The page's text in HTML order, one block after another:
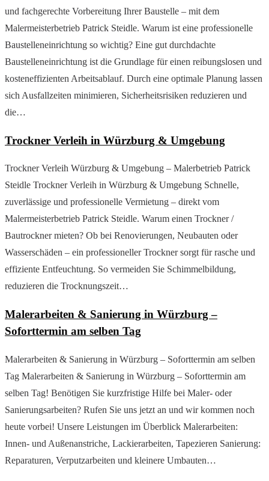
und fachgerechte Vorbereitung Ihrer Baustelle – mit dem
Malermeisterbetrieb Patrick Steidle. Warum ist eine professionelle
Baustelleneinrichtung so wichtig? Eine gut durchdachte
Baustelleneinrichtung ist die Grundlage für einen reibungslosen und
kosteneffizienten Arbeitsablauf. Durch eine optimale Planung lassen
sich Ausfallzeiten minimieren, Sicherheitsrisiken reduzieren und
die…
Trockner Verleih in Würzburg & Umgebung
Trockner Verleih Würzburg & Umgebung – Malerbetrieb Patrick
Steidle Trockner Verleih in Würzburg & Umgebung Schnelle,
zuverlässige und professionelle Vermietung – direkt vom
Malermeisterbetrieb Patrick Steidle. Warum einen Trockner /
Bautrockner mieten? Ob bei Renovierungen, Neubauten oder
Wasserschäden – ein professioneller Trockner sorgt für rasche und
effiziente Entfeuchtung. So vermeiden Sie Schimmelbildung,
reduzieren die Trocknungszeit…
Malerarbeiten & Sanierung in Würzburg –
Soforttermin am selben Tag
Malerarbeiten & Sanierung in Würzburg – Soforttermin am selben
Tag Malerarbeiten & Sanierung in Würzburg – Soforttermin am
selben Tag! Benötigen Sie kurzfristige Hilfe bei Maler- oder
Sanierungsarbeiten? Rufen Sie uns jetzt an und wir kommen noch
heute vorbei! Unsere Leistungen im Überblick Malerarbeiten:
Innen- und Außenanstriche, Lackierarbeiten, Tapezieren Sanierung:
Reparaturen, Verputzarbeiten und kleinere Umbauten…